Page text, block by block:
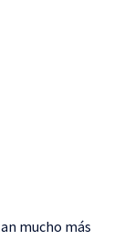
mucho más